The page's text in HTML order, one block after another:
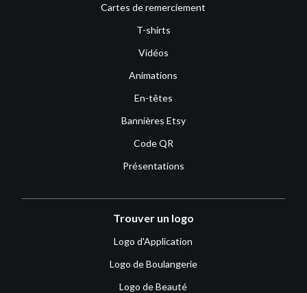
Cartes de remerciement
T-shirts
Vidéos
Animations
En-têtes
Bannières Etsy
Code QR
Présentations
Trouver un logo
Logo d'Application
Logo de Boulangerie
Logo de Beauté